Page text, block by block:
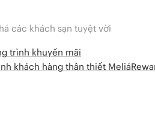
các khách sạn tuyệt vời
trình khuyến mãi
khách hàng thân thiết